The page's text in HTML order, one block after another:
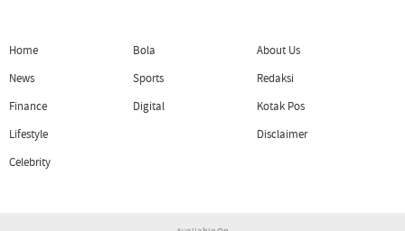
Home
News
Finance
Lifestyle
Celebrity
Bola
Sports
Digital
About Us
Redaksi
Kotak Pos
Disclaimer